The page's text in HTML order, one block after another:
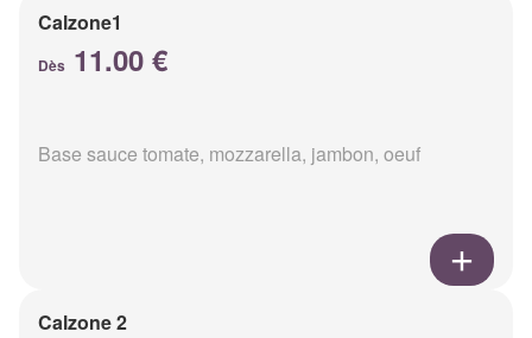
Calzone1
Dès 11.00 €
Base sauce tomate, mozzarella, jambon, oeuf
Calzone 2